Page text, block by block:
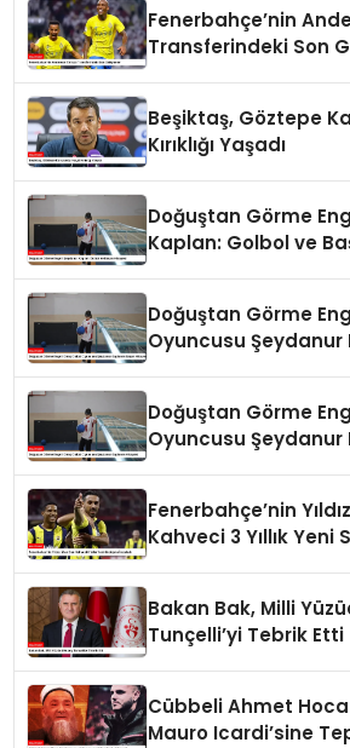
Fenerbahçe’nin
Transferindeki Son
Beşiktaş, Göztepe
Kırıklığı Yaşadı
Doğuştan Görme
Kaplan: Golbol ve
Doğuştan Görme
Oyuncusu Şeydanur
Doğuştan Görme
Oyuncusu Şeydanur
Fenerbahçe’nin
Kahveci 3 Yıllık Yeni
Bakan Bak, Milli
Tunçelli’yi Tebrik Etti
Cübbeli Ahmet
Mauro Icardi’sine